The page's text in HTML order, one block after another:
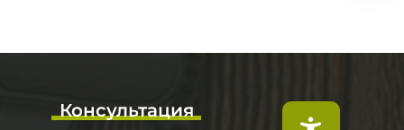
Консультация